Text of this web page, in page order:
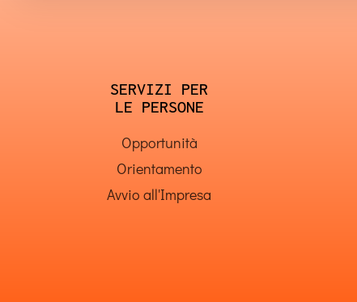
SERVIZI PER
LE PERSONE
Opportunità
Orientamento
Avvio all'Impresa